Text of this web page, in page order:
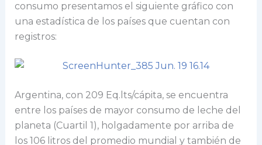
consumo presentamos el siguiente gráfico con
una estadística de los países que cuentan con
registros:
Argentina, con 209 Eq.lts/cápita, se encuentra
entre los países de mayor consumo de leche del
planeta (Cuartil 1), holgadamente por arriba de
los 106 litros del promedio mundial y también de